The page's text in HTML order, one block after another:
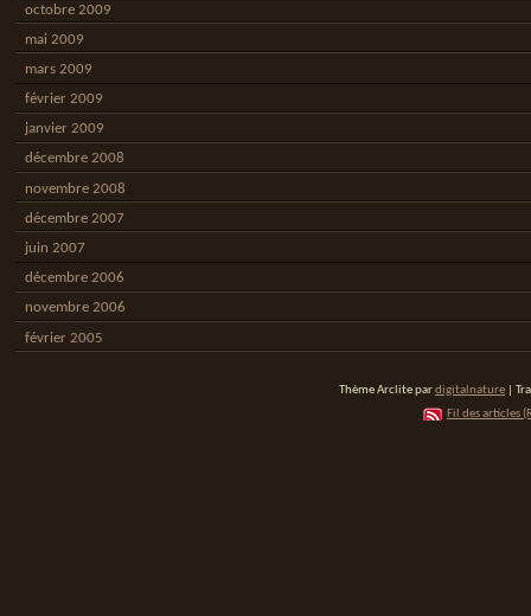
octobre 2009
mai 2009
mars 2009
février 2009
janvier 2009
décembre 2008
novembre 2008
décembre 2007
juin 2007
décembre 2006
novembre 2006
février 2005
Thème Arclite pardigitalnature |
Fil des articles